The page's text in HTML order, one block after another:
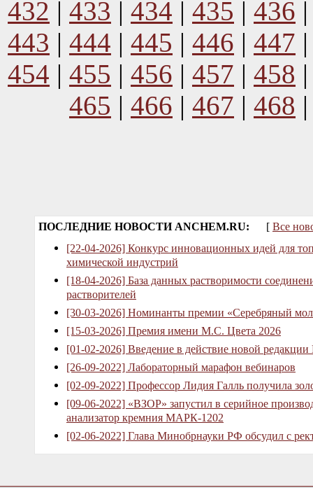
432 | 433 | 434 | 435 | 436
443 | 444 | 445 | 446 | 447
454 | 455 | 456 | 457 | 458
465 | 466 | 467 | 468
ПОСЛЕДНИЕ НОВОСТИ ANCHEM.RU: [ Все
[22-04-2026] Конкурс инновационных идей для
химической индустрий
[18-04-2026] База данных растворимости
растворителей
[30-03-2026] Номинанты премии «Серебряный
[15-03-2026] Премия имени М.С. Цвета 2026
[01-02-2026] Введение в действие новой
[26-09-2022] Лабораторный марафон вебинаров
[02-09-2022] Профессор Лидия Галль получила
[09-06-2022] «ВЗОР» запустил в серийное
анализатор кремния МАРК-1202
[02-06-2022] Глава Минобрнауки РФ обсудил с